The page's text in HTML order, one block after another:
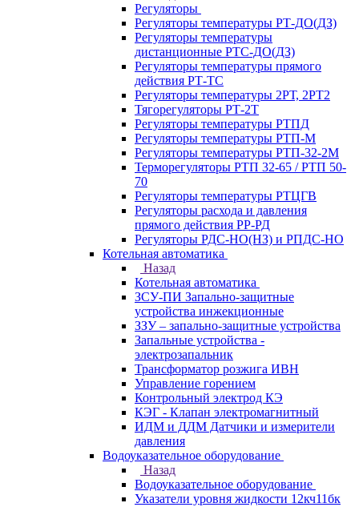
Регуляторы
Регуляторы температуры РТ-ДО(ДЗ)
Регуляторы температуры
дистанционные РТС-ДО(ДЗ)
Регуляторы температуры прямого
действия РТ-ТС
Регуляторы температуры 2РТ, 2РT2
Тягорегуляторы РТ-2Т
Регуляторы температуры РТПД
Регуляторы температуры РТП-M
Регуляторы температуры РТП-32-2М
Терморегуляторы РТП 32-65 / РТП 50-
70
Регуляторы температуры РТЦГВ
Регуляторы расхода и давления
прямого действия РР-РД
Регуляторы РДС-НО(НЗ) и РПДС-НО
Котельная автоматика
Назад
Котельная автоматика
ЗСУ-ПИ Запально-защитные
устройства инжекционные
ЗЗУ – запально-защитные устройства
Запальные устройства -
электрозапальник
Трансформатор розжига ИВН
Управление горением
Контрольный электрод КЭ
КЭГ - Клапан электромагнитный
ИДМ и ДДМ Датчики и измерители
давления
Водоуказательное оборудование
Назад
Водоуказательное оборудование
Указатели уровня жидкости 12кч11бк